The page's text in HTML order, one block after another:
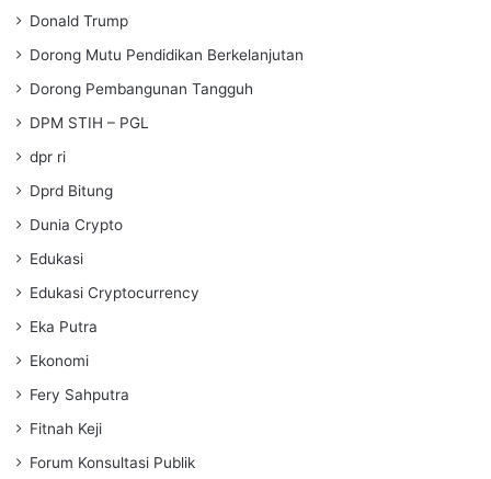
Donald Trump
Dorong Mutu Pendidikan Berkelanjutan
Dorong Pembangunan Tangguh
DPM STIH – PGL
dpr ri
Dprd Bitung
Dunia Crypto
Edukasi
Edukasi Cryptocurrency
Eka Putra
Ekonomi
Fery Sahputra
Fitnah Keji
Forum Konsultasi Publik